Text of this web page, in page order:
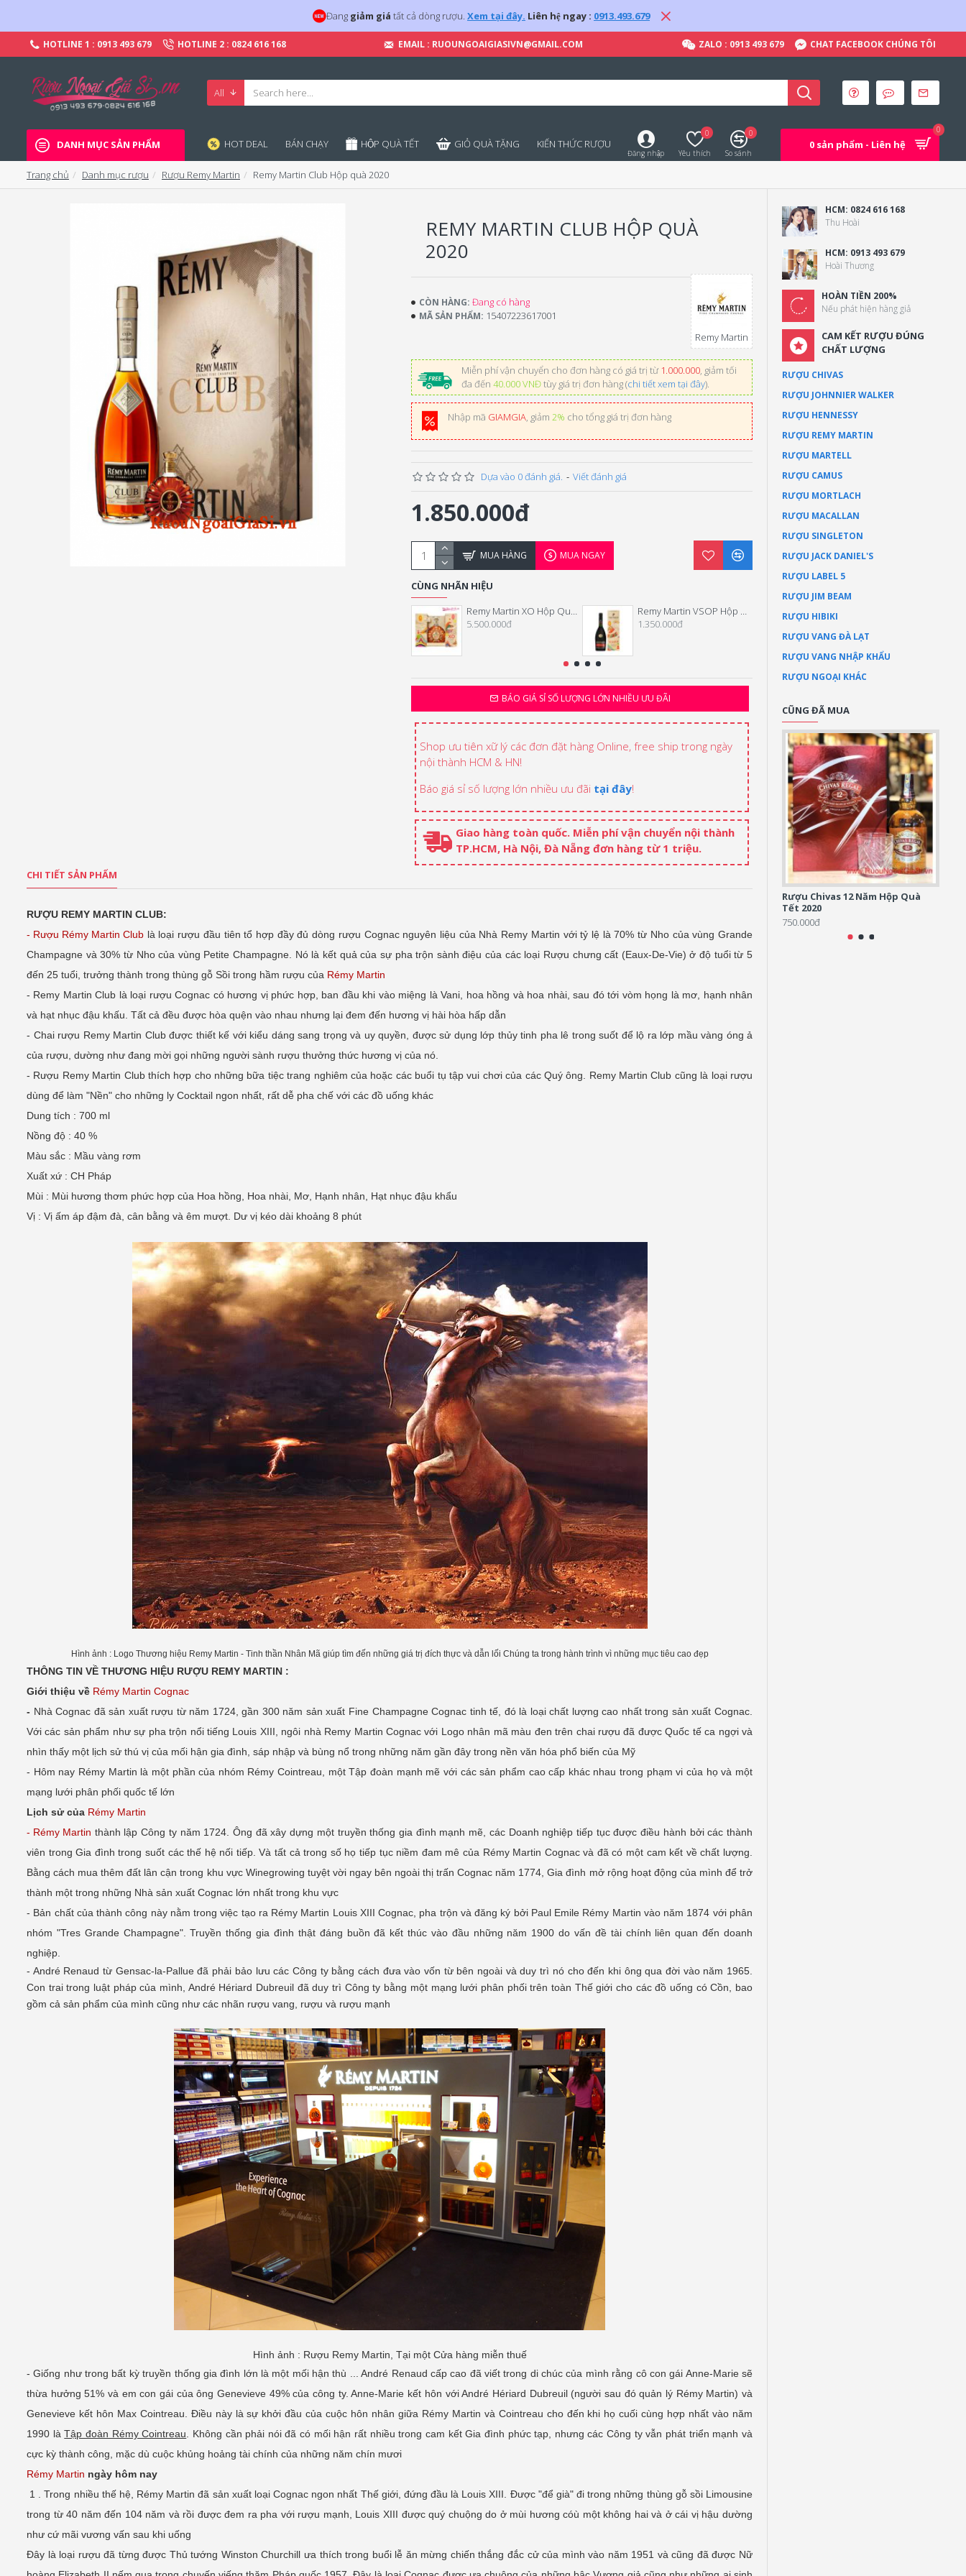
Đang giảm giá tất cả dòng rượu. Xem tại đây. Liên hệ ngay : 0913.493.679
HOTLINE 1 : 0913 493 679 HOTLINE 2 : 0824 616 168 EMAIL : RUOUNGOAIGIASIVN@GMAIL.COM ZALO : 0913 493 679 CHAT FACEBOOK CHÚNG TÔI
All
DANH MỤC SẢN PHẨM HOT DEAL BÁN CHẠY HỘP QUÀ TẾT GIỎ QUÀ TẶNG KIẾN THỨC RƯỢU
Đăng nhập Yêu thích
0
So sánh
0
0 sản phẩm - Liên hệ
0
Trang chủ Danh mục rượu Rượu Remy Martin Remy Martin Club Hộp quà 2020
REMY MARTIN CLUB HỘP QUÀ
2020
Miễn phí vận chuyển cho đơn hàng có giá trị từ 1.000.000, giảm tối
đa đến 40.000 VNĐtùy giá trị đơn hàng (chi tiết xem tại đây).
Nhập mã GIAMGIA, giảm 2% cho tổng giá trị đơn hàng
CÒN HÀNG: Đang có hàng
MÃ SẢN PHẨM: 15407223617001
Remy Martin
Dựa vào 0 đánh giá. - Viết đánh giá
1.850.000đ
MUA HÀNG MUA NGAY
BÁO GIÁ SỈ SỐ LƯỢNG LỚN NHIỀU ƯU ĐÃI
CÙNG NHÃN HIỆU
Remy Martin XO Hộp Quà Tết 2025
5.500.000đ
Remy Martin VSOP Hộp Quà 2025
1.350.000đ
2.400.000đ
Shop ưu tiên xữ lý các đơn đặt hàng Online, free ship trong ngày
nội thành HCM & HN!
Báo giá sỉ số lượng lớn nhiều ưu đãi tại đây!
Giao hàng toàn quốc. Miễn phí vận chuyển nội thành
TP.HCM, Hà Nội, Đà Nẵng đơn hàng từ 1 triệu.
CHI TIẾT SẢN PHẨM
RƯỢU REMY MARTIN CLUB:
- Rượu Rémy Martin Club là loại rượu đầu tiên tổ hợp đầy đủ dòng rượu Cognac nguyên liệu của Nhà Remy Martin với tỷ lệ là 70% từ Nho của vùng Grande
Champagne và 30% từ Nho của vùng Petite Champagne. Nó là kết quả của sự pha trộn sành điệu của các loại Rượu chưng cất (Eaux-De-Vie) ở độ tuổi từ 5
đến 25 tuổi, trưởng thành trong thùng gỗ Sồi trong hầm rượu của Rémy Martin
- Remy Martin Club là loại rượu Cognac có hương vị phức hợp, ban đầu khi vào miệng là Vani, hoa hồng và hoa nhài, sau đó tới vòm họng là mơ, hạnh nhân
và hạt nhục đậu khấu. Tất cả đều được hòa quện vào nhau nhưng lại đem đến hương vị hài hòa hấp dẫn
- Chai rượu Remy Martin Club được thiết kế với kiểu dáng sang trọng và uy quyền, được sử dụng lớp thủy tinh pha lê trong suốt để lộ ra lớp mầu vàng óng ả
của rượu, dường như đang mời gọi những người sành rượu thưởng thức hương vị của nó.
- Rượu Remy Martin Club thích hợp cho những bữa tiệc trang nghiêm của hoặc các buổi tụ tập vui chơi của các Quý ông. Remy Martin Club cũng là loại rượu
dùng để làm "Nền" cho những ly Cocktail ngon nhất, rất dễ pha chế với các đồ uống khác
Dung tích : 700 ml
Nồng độ : 40 %
Màu sắc : Mầu vàng rơm
Xuất xứ : CH Pháp
Mùi : Mùi hương thơm phức hợp của Hoa hồng, Hoa nhài, Mơ, Hạnh nhân, Hạt nhục đậu khẩu
Vị : Vị ấm áp đậm đà, cân bằng và êm mượt. Dư vị kéo dài khoảng 8 phút
Hình ảnh : Logo Thương hiệu Remy Martin - Tinh thần Nhân Mãgiúp tìm đến những giá trị đích thực và dẫn lối Chúng ta trong hành trình vì những mục tiêu cao đẹp
THÔNG TIN VỀ THƯƠNG HIỆU RƯỢU REMY MARTIN :
Giới thiệu về Rémy Martin Cognac
- Nhà Cognac đã sản xuất rượu từ năm 1724, gần 300 năm sản xuất Fine Champagne Cognac tinh tế, đó là loại chất lượng cao nhất trong sản xuất Cognac.
Với các sản phẩm như sự pha trộn nổi tiếng Louis XIII, ngôi nhà Remy Martin Cognac với Logo nhân mã màu đen trên chai rượu đã được Quốc tế ca ngợi và
nhìn thấy một lịch sử thú vị của mối hận gia đình, sáp nhập và bùng nổ trong những năm gần đây trong nền văn hóa phổ biến của Mỹ
- Hôm nay Rémy Martin là một phần của nhóm Rémy Cointreau, một Tập đoàn mạnh mẽ với các sản phẩm cao cấp khác nhau trong phạm vi của họ và một
mạng lưới phân phối quốc tế lớn
Lịch sử của Rémy Martin
- Rémy Martin thành lập Công ty năm 1724. Ông đã xây dựng một truyền thống gia đình mạnh mẽ, các Doanh nghiệp tiếp tục được điều hành bởi các thành
viên trong Gia đình trong suốt các thế hệ nối tiếp. Và tất cả trong số họ tiếp tục niềm đam mê của Rémy Martin Cognac và đã có một cam kết về chất lượng.
Bằng cách mua thêm đất lân cận trong khu vực Winegrowing tuyệt vời ngay bên ngoài thị trấn Cognac năm 1774, Gia đình mở rộng hoạt động của mình để trở
thành một trong những Nhà sản xuất Cognac lớn nhất trong khu vực
- Bản chất của thành công này nằm trong việc tạo ra Rémy Martin Louis XIII Cognac, pha trộn và đăng ký bởi Paul Emile Rémy Martin vào năm 1874 với phân
nhóm "Tres Grande Champagne". Truyền thống gia đình thật đáng buồn đã kết thúc vào đầu những năm 1900 do vấn đề tài chính liên quan đến doanh
nghiệp.
- André Renaud từ Gensac-la-Pallue đã phải bảo lưu các Công ty bằng cách đưa vào vốn từ bên ngoài và duy trì nó cho đến khi ông qua đời vào năm 1965.
Con trai trong luật pháp của mình, André Hériard Dubreuil đã duy trì Công ty bằng một mạng lưới phân phối trên toàn Thế giới cho các đồ uống có Cồn, bao
gồm cả sản phẩm của mình cũng như các nhãn rượu vang, rượu và rượu mạnh
Hình ảnh : Rượu Remy Martin, Tại một Cửa hàng miễn thuế
- Giống như trong bất kỳ truyền thống gia đình lớn là một mối hận thù ... André Renaud cấp cao đã viết trong di chúc của mình rằng cô con gái Anne-Marie sẽ
thừa hưởng 51% và em con gái của ông Genevieve 49% của công ty. Anne-Marie kết hôn với André Hériard Dubreuil (người sau đó quản lý Rémy Martin) và
Genevieve kết hôn Max Cointreau. Điều này là sự khởi đầu của cuộc hôn nhân giữa Rémy Martin và Cointreau cho đến khi họ cuối cùng hợp nhất vào năm
1990 làTập đoàn Rémy Cointreau. Không cần phải nói đã có mối hận rất nhiều trong cam kết Gia đình phức tạp, nhưng các Công ty vẫn phát triển mạnh và
cực kỳ thành công, mặc dù cuộc khủng hoảng tài chính của những năm chín mươi
Rémy Martin ngày hôm nay
1 . Trong nhiều thế hệ, Rémy Martin đã sản xuất loại Cognac ngon nhất Thế giới, đứng đầu là Louis XIII. Được "để già" đi trong những thùng gỗ sồi Limousine
trong từ 40 năm đến 104 năm và rồi được đem ra pha với rượu mạnh, Louis XIII được quý chuộng do ở mùi hương cóù một không hai và ở cái vị hậu dường
như cứ mãi vương vấn sau khi uống
Đây là loại rượu đã từng được Thủ tướng Winston Churchill ưa thích trong buổi lễ ăn mừng chiến thắng đắc cử của mình vào năm 1951 và cũng đã được Nữ
HCM: 0824 616 168
Thu Hoài
HCM: 0913 493 679
Hoài Thương
HOÀN TIỀN 200%
Nếu phát hiện hàng giả
CAM KẾT RƯỢU ĐÚNG
CHẤT LƯỢNG
RƯỢU CHIVAS
RƯỢU JOHNNIER WALKER
RƯỢU HENNESSY
RƯỢU REMY MARTIN
RƯỢU MARTELL
RƯỢU CAMUS
RƯỢU MORTLACH
RƯỢU MACALLAN
RƯỢU SINGLETON
RƯỢU JACK DANIEL'S
RƯỢU LABEL 5
RƯỢU JIM BEAM
RƯỢU HIBIKI
RƯỢU VANG ĐÀ LẠT
RƯỢU VANG NHẬP KHẨU
RƯỢU NGOẠI KHÁC
CŨNG ĐÃ MUA
Rượu Chivas 12 Năm Hộp Quà
Tết 2020
750.000đ